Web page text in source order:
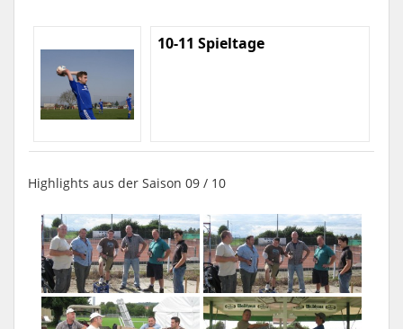
10-11 Spieltage
Highlights aus der Saison 09 / 10